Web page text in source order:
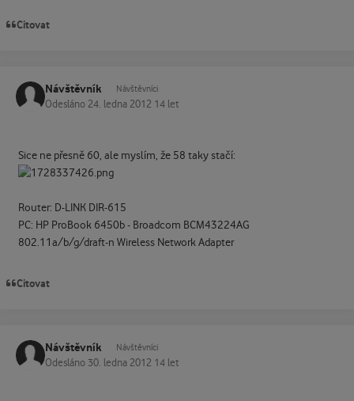
Citovat
Návštěvník Návštěvníci
Odesláno 24. ledna 2012 14 let
Sice ne přesně 60, ale myslím, že 58 taky stačí:
Router: D-LINK DIR-615
PC: HP ProBook 6450b - Broadcom BCM43224AG
802.11a/b/g/draft-n Wireless Network Adapter
Citovat
Návštěvník Návštěvníci
Odesláno 30. ledna 2012 14 let